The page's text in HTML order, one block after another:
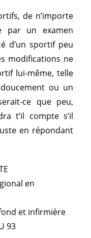
de n’importe
par un examen
d’un sportif peu
modifications ne
lui-même, telle
ou un
ce que peu,
t’il compte s’il
en répondant
en
et infirmière
93